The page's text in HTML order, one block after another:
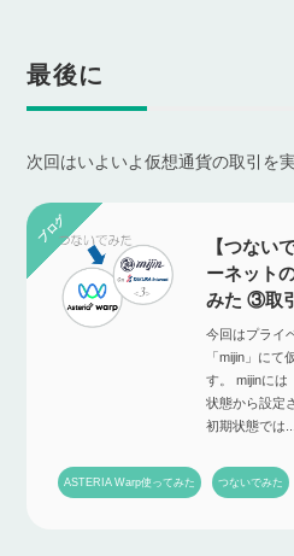
最後に
次回はいよいよ仮想通貨の取引を
【つない
ーネット
みた ③取
今回はプライ
「mijin」にて
す。 mijinには
状態から設定
初期状態では...
ASTERIA Warp使ってみた つないでみた